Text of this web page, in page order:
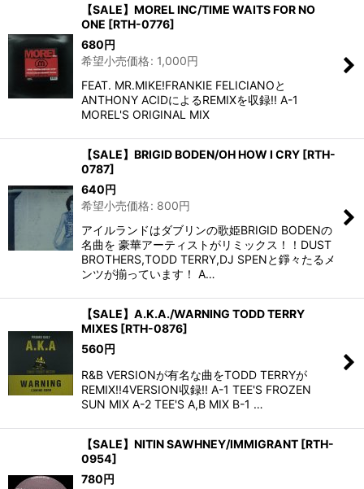
【SALE】MOREL INC/TIME WAITS FOR NO
ONE [RTH-0776]
680円
希望小売価格: 1,000円
FEAT. MR.MIKE!FRANKIE FELICIANOと
ANTHONY ACIDによるREMIXを収録!! A-1
MOREL'S ORIGINAL MIX
【SALE】BRIGID BODEN/OH HOW I CRY [RTH-
0787]
640円
希望小売価格: 800円
アイルランドはダブリンの歌姫BRIGID BODENの
名曲を 豪華アーティストがリミックス！！DUST
BROTHERS,TODD TERRY,DJ SPENと錚々たるメ
ンツが揃っています！ A…
【SALE】A.K.A./WARNING TODD TERRY
MIXES [RTH-0876]
560円
R&B VERSIONが有名な曲をTODD TERRYが
REMIX!!4VERSION収録!! A-1 TEE'S FROZEN
SUN MIX A-2 TEE'S A,B MIX B-1 …
【SALE】NITIN SAWHNEY/IMMIGRANT [RTH-
0954]
780円